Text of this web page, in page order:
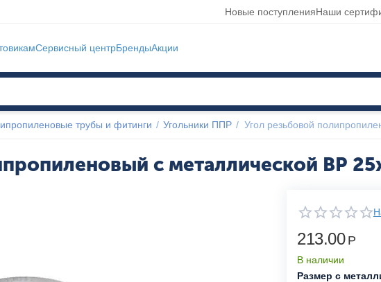
Новые поступленияНаши
Сервисный центрБрендыАкции
трубы и фитинги / Угольники ППР / Угол резьбовой
с металлической ВР
213.00 Р
В наличии
Размер с